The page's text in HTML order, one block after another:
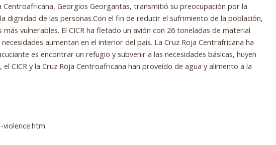
Centroafricana, Georgios Georgantas, transmitió su preocupación por la
de las personas.Con el fin de reducir el sufrimiento de la población,
vulnerables. El CICR ha fletado un avión con 26 toneladas de material
aumentan en el interior del país. La Cruz Roja Centrafricana ha
es encontrar un refugio y subvenir a las necesidades básicas, huyen
CICR y la Cruz Roja Centroafricana han proveído de agua y alimento a la